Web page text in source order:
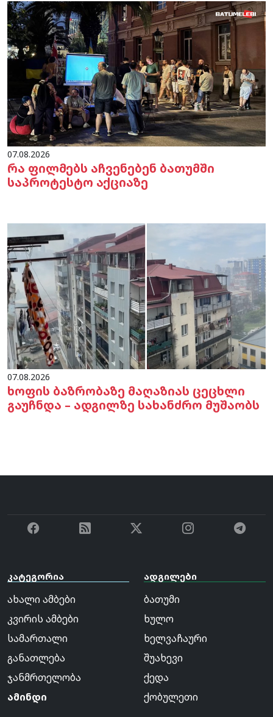
07.08.2026
რა ფილმებს აჩვენებენ ბათუმში
საპროტესტო აქციაზე
07.08.2026
ხოფის ბაზრობაზე მაღაზიას ცეცხლი
გაუჩნდა – ადგილზე სახანძრო მუშაობს
კატეგორია
ახალი ამბები
კვირის ამბები
სამართალი
განათლება
ჯანმრთელობა
ამინდი
ადგილები
ბათუმი
ხულო
ხელვაჩაური
შუახევი
ქედა
ქობულეთი